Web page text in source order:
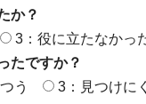
か？
3：役に立たなかっ
たですか？
う 3：見つけに